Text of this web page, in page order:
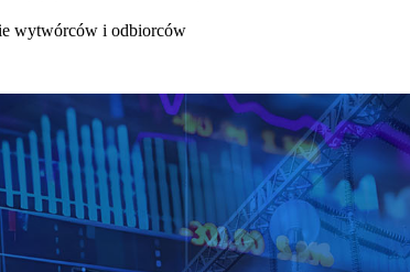
wytwórców i odbiorców